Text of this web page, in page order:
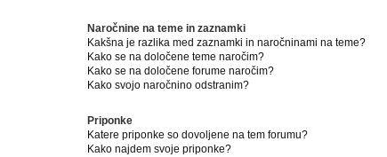
Naročnine na teme in zaznamki
Kakšna je razlika med zaznamki in naročninami na teme?
Kako se na določene teme naročim?
Kako se na določene forume naročim?
Kako svojo naročnino odstranim?
Priponke
Katere priponke so dovoljene na tem forumu?
Kako najdem svoje priponke?